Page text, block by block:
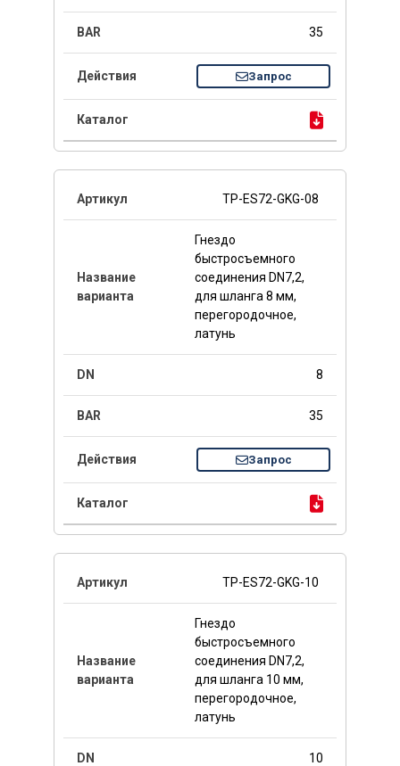
35
Запрос
TP-ES72-GKG-08
Гнездо
быстросъемного
соединения DN7,2,
для шланга 8 мм,
перегородочное,
латунь
8
35
Запрос
TP-ES72-GKG-10
Гнездо
быстросъемного
соединения DN7,2,
для шланга 10 мм,
перегородочное,
латунь
10